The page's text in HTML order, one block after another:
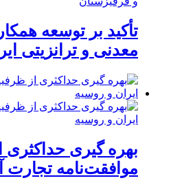
تأکید بر توسعه
معدنی و ترانزیتی
بهره گیری
موافقت‌نامه تجارت